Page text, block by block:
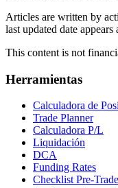
Articles are written by
last updated date
This content is not
Herramientas
Calculadora de
Trade Planner
Calculadora P/L
Liquidación
DCA
Funding Rates
Checklist Pre-Trade